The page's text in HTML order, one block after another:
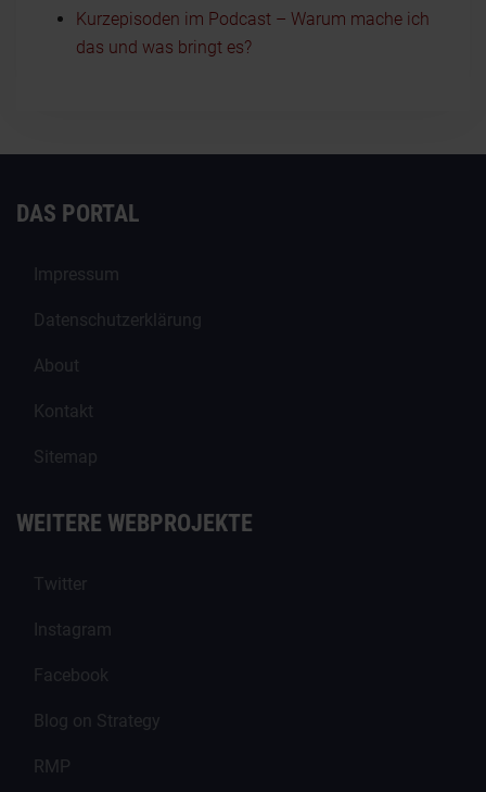
Kurzepisoden im Podcast – Warum mache ich
das und was bringt es?
DAS PORTAL
Impressum
Datenschutzerklärung
About
Kontakt
Sitemap
WEITERE WEBPROJEKTE
Twitter
Instagram
Facebook
Blog on Strategy
RMP